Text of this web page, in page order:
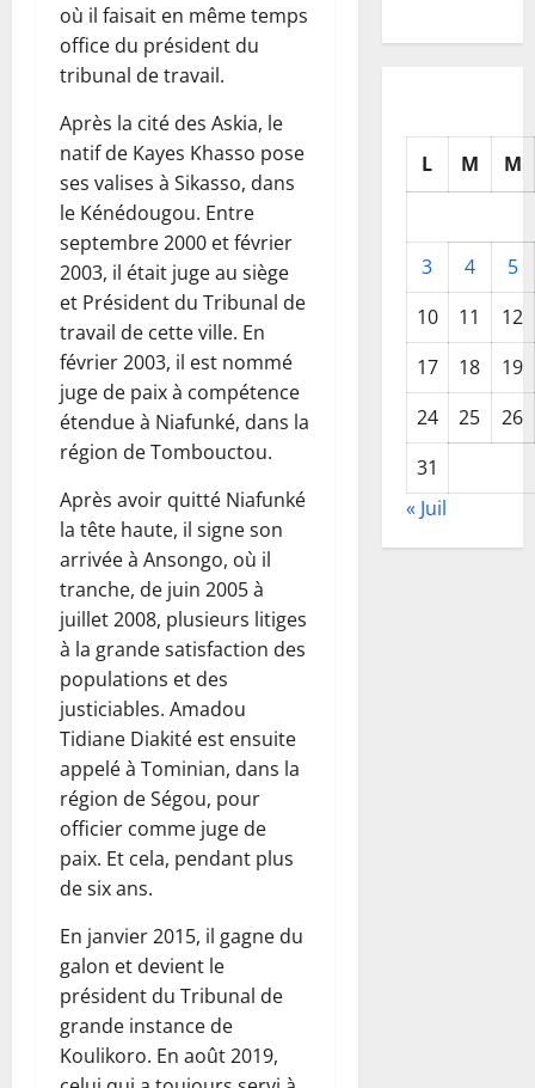
où il faisait en même temps
office du président du
tribunal de travail.
Après la cité des Askia, le
natif de Kayes Khasso pose
ses valises à Sikasso, dans
le Kénédougou. Entre
septembre 2000 et février
2003, il était juge au siège
et Président du Tribunal de
travail de cette ville. En
février 2003, il est nommé
juge de paix à compétence
étendue à Niafunké, dans la
région de Tombouctou.
Après avoir quitté Niafunké
la tête haute, il signe son
arrivée à Ansongo, où il
tranche, de juin 2005 à
juillet 2008, plusieurs litiges
à la grande satisfaction des
populations et des
justiciables. Amadou
Tidiane Diakité est ensuite
appelé à Tominian, dans la
région de Ségou, pour
officier comme juge de
paix. Et cela, pendant plus
de six ans.
En janvier 2015, il gagne du
galon et devient le
président du Tribunal de
grande instance de
Koulikoro. En août 2019,
L M M
3 4
5
10
11
12
17
18
19
24
25
26
31
« Juil